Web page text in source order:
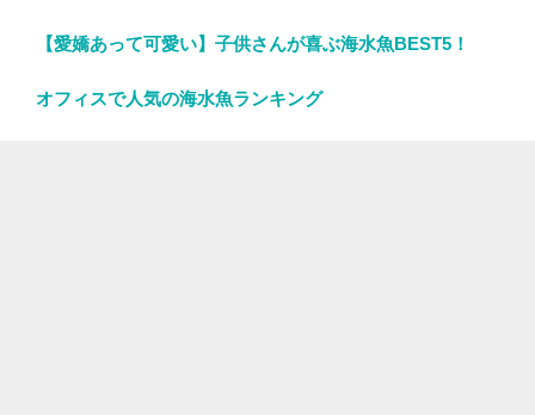
【愛嬌あって可愛い】子供さんが喜ぶ海水魚BEST5！
オフィスで人気の海水魚ランキング